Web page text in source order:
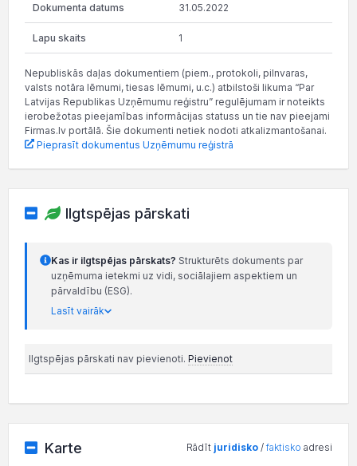
31.05.2022
1
Nepubliskās daļas dokumentiem (piem., protokoli, pilnvaras,
valsts notāra lēmumi, tiesas lēmumi, u.c.) atbilstoši likuma “Par
Latvijas Republikas Uzņēmumu reģistru” regulējumam ir noteikts
ierobežotas pieejamības informācijas statuss un tie nav pieejami
Firmas.lv portālā. Šie dokumenti netiek nodoti atkalizmantošanai.
Pieprasīt dokumentus Uzņēmumu reģistrā
Ilgtspējas pārskati
Kas ir ilgtspējas pārskats? Strukturēts dokuments par
uzņēmuma ietekmi uz vidi, sociālajiem aspektiem un
pārvaldību (ESG).
Lasīt vairāk
Ilgtspējas pārskati nav pievienoti. Pievienot
Karte Rādīt juridisko /faktisko adresi